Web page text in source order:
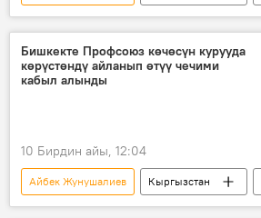
фонтан
курулуш түрттүрүү
Бишкекте Профсоюз көчөсүн курууда
көрүстөндү айланып өтүү чечими
кабыл алынды
10 Бирдин айы, 12:04
Айбек Жунушалиев Кыргызстан
профсоюз
көчө